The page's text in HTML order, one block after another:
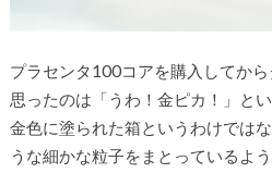
プラセンタ100コアを購入してか
思ったのは「うわ！金ピカ！」と
金色に塗られた箱というわけでは
うな細かな粒子をまとっているよう